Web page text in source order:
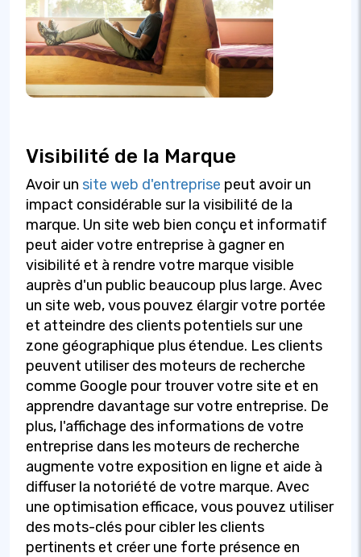
Visibilité de la Marque
Avoir un site web d'entreprise peut avoir un
impact considérable sur la visibilité de la
marque. Un site web bien conçu et informatif
peut aider votre entreprise à gagner en
visibilité et à rendre votre marque visible
auprès d'un public beaucoup plus large. Avec
un site web, vous pouvez élargir votre portée
et atteindre des clients potentiels sur une
zone géographique plus étendue. Les clients
peuvent utiliser des moteurs de recherche
comme Google pour trouver votre site et en
apprendre davantage sur votre entreprise. De
plus, l'affichage des informations de votre
entreprise dans les moteurs de recherche
augmente votre exposition en ligne et aide à
diffuser la notoriété de votre marque. Avec
une optimisation efficace, vous pouvez utiliser
des mots-clés pour cibler les clients
pertinents et créer une forte présence en